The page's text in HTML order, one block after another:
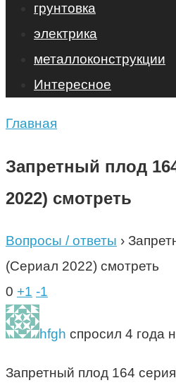
грунтовка
электрика
металлоконструкции
Интересное
Главная
Запретный плод
2022) смотреть
Вопросы / ответы ›
(Сериал 2022) смотреть
0 +1 -1
hfgh спросил 4 года
Запретный плод 164